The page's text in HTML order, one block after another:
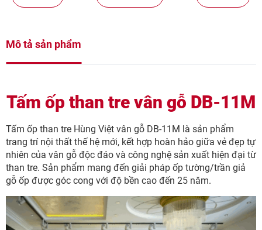
Mô tả sản phẩm
Tấm ốp than tre vân gỗ DB-11M
Tấm ốp than tre Hùng Việt vân gỗ DB-11M là sản phẩm
trang trí nội thất thế hệ mới, kết hợp hoàn hảo giữa vẻ đẹp tự
nhiên của vân gỗ độc đáo và công nghệ sản xuất hiện đại từ
than tre. Sản phẩm mang đến giải pháp ốp tường/trần giả
gỗ ốp được góc cong với độ bền cao đến 25 năm.